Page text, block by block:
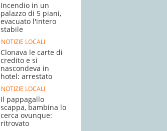
Incendio in un
palazzo di 5 piani,
evacuato l'intero
stabile
NOTIZIE LOCALI
Clonava le carte di
credito e si
nascondeva in
hotel: arrestato
NOTIZIE LOCALI
Il pappagallo
scappa, bambina lo
cerca ovunque:
ritrovato